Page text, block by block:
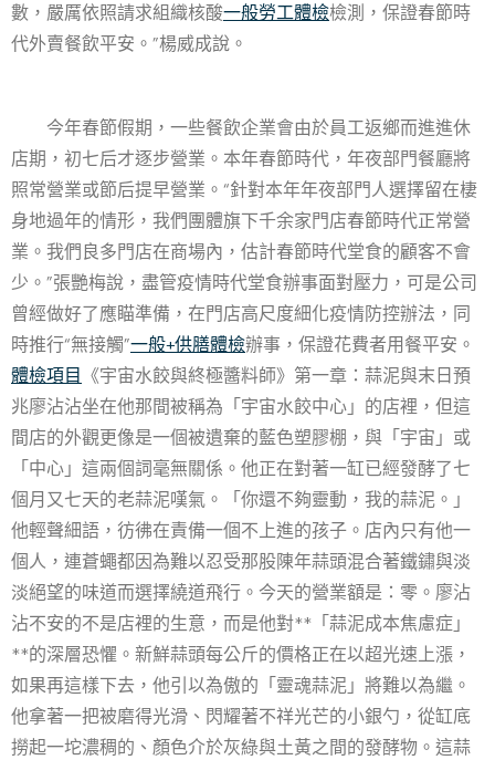
數，嚴厲依照請求組織核酸一般勞工體檢檢測，保證春節時
代外賣餐飲平安。”楊威成說。
今年春節假期，一些餐飲企業會由於員工返鄉而進進休
店期，初七后才逐步營業。本年春節時代，年夜部門餐廳將
照常營業或節后提早營業。“針對本年年夜部門人選擇留在棲
身地過年的情形，我們團體旗下千余家門店春節時代正常營
業。我們良多門店在商場內，估計春節時代堂食的顧客不會
少。”張艷梅說，盡管疫情時代堂食辦事面對壓力，可是公司
曾經做好了應瞄準備，在門店高尺度細化疫情防控辦法，同
時推行“無接觸”一般+供膳體檢辦事，保證花費者用餐平安。
體檢項目 《宇宙水餃與終極醬料師》第一章：蒜泥與末日預
兆廖沾沾坐在他那間被稱為「宇宙水餃中心」的店裡，但這
間店的外觀更像是一個被遺棄的藍色塑膠棚，與「宇宙」或
「中心」這兩個詞毫無關係。他正在對著一缸已經發酵了七
個月又七天的老蒜泥嘆氣。「你還不夠靈動，我的蒜泥。」
他輕聲細語，彷彿在責備一個不上進的孩子。店內只有他一
個人，連蒼蠅都因為難以忍受那股陳年蒜頭混合著鐵鏽與淡
淡絕望的味道而選擇繞道飛行。今天的營業額是：零。廖沾
沾不安的不是店裡的生意，而是他對**「蒜泥成本焦慮症」
**的深層恐懼。新鮮蒜頭每公斤的價格正在以超光速上漲，
如果再這樣下去，他引以為傲的「靈魂蒜泥」將難以為繼。
他拿著一把被磨得光滑、閃耀著不祥光芒的小銀勺，從缸底
撈起一坨濃稠的、顏色介於灰綠與土黃之間的發酵物。這蒜